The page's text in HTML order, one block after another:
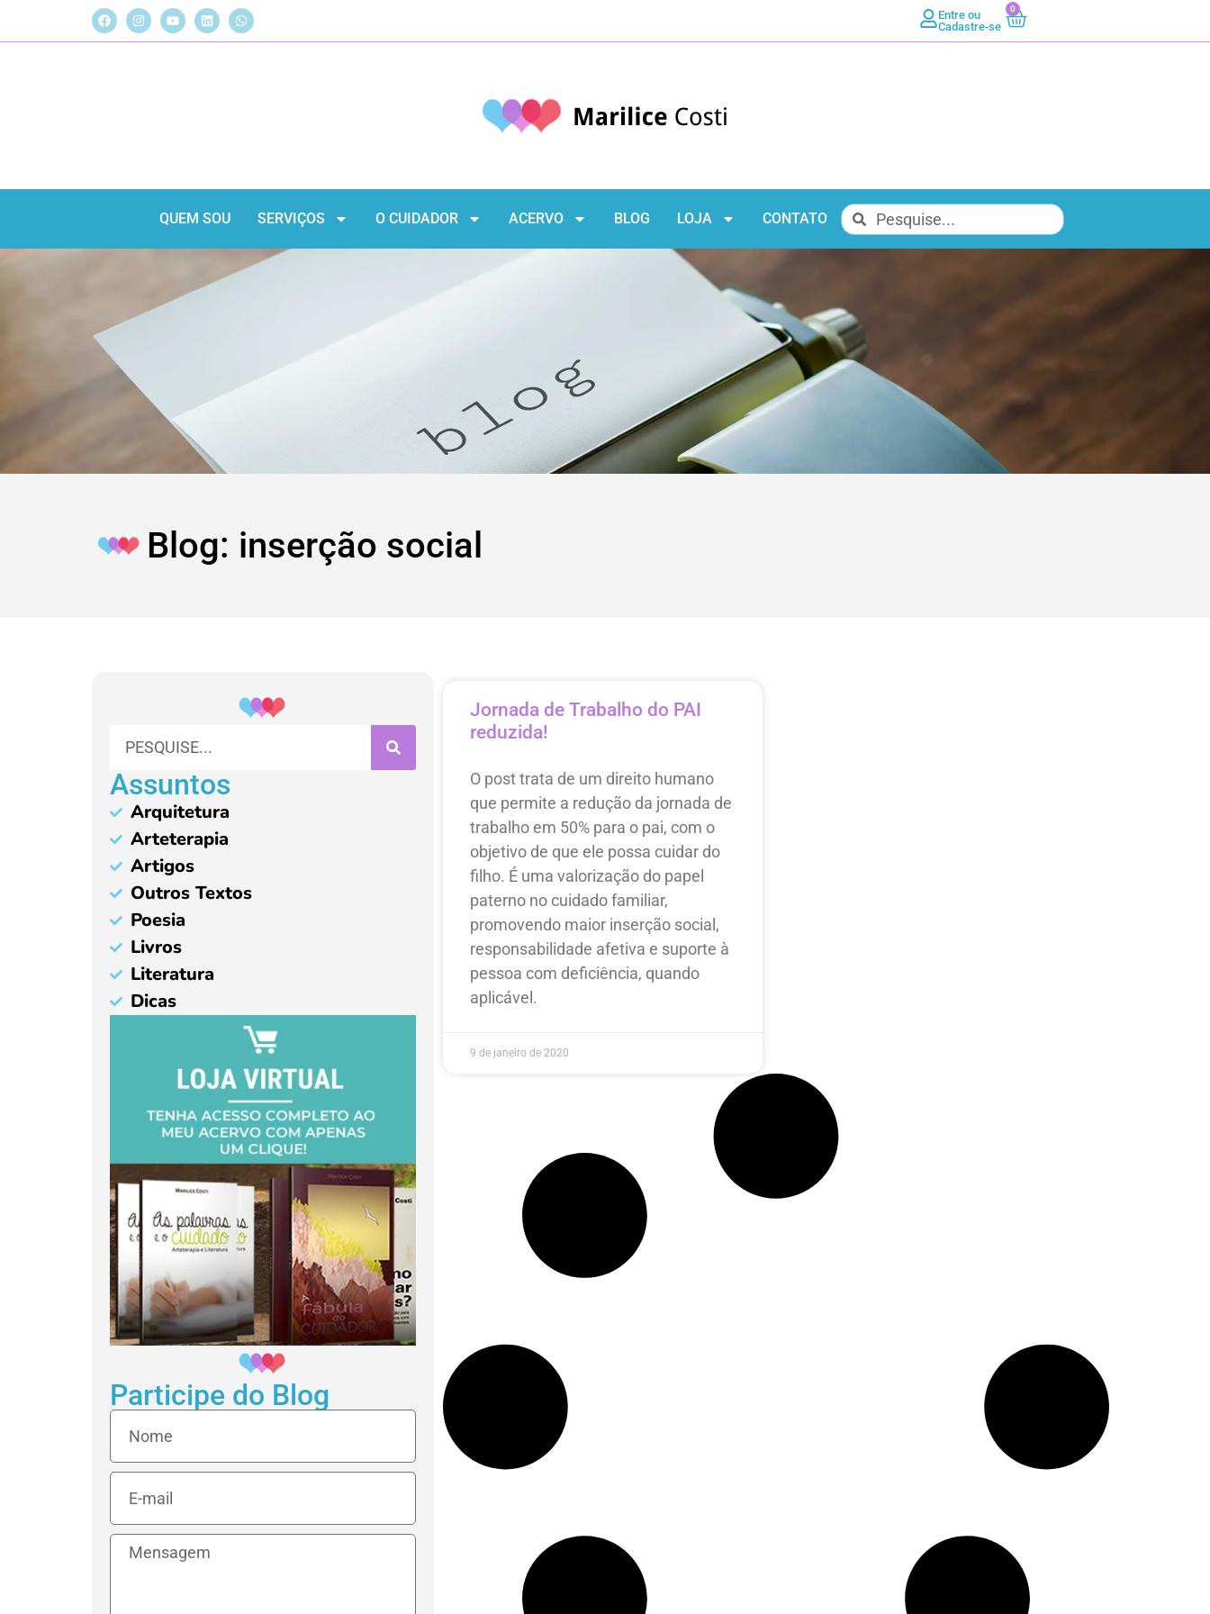
Entre ou
Cadastre-se
0
QUEM SOU SERVIÇOS O CUIDADOR ACERVO BLOG LOJA CONTATO
Blog: inserção social
Assuntos
Arquitetura
Arteterapia
Artigos
Outros Textos
Poesia
Livros
Literatura
Dicas
Participe do Blog
Jornada de Trabalho do PAI
reduzida!
O post trata de um direito humano
que permite a redução da jornada de
trabalho em 50% para o pai, com o
objetivo de que ele possa cuidar do
filho. É uma valorização do papel
paterno no cuidado familiar,
promovendo maior inserção social,
responsabilidade afetiva e suporte à
pessoa com deficiência, quando
aplicável.
9 de janeiro de 2020